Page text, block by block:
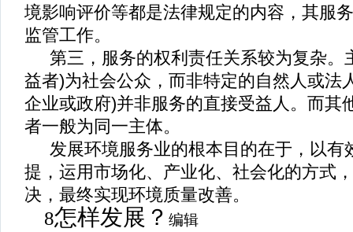
境影响评价等都是法律规定的内容，其服
监管工作。
第三，服务的权利责任关系较为复杂。
益者)为社会公众，而非特定的自然人或法
企业或政府)并非服务的直接受益人。而其
者一般为同一主体。
发展环境服务业的根本目的在于，以有
提，运用市场化、产业化、社会化的方式
决，最终实现环境质量改善。
8怎样发展？ 编辑